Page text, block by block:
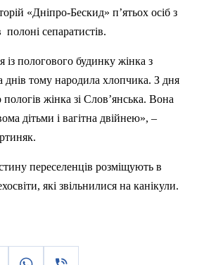
«Дніпро-Бескид» п’ятьох осіб з
полоні сепаратистів.
із пологового будинку жінка з
днів тому народила хлопчика. З дня
пологів жінка зі Слов’янська. Вона
дітьми і вагітна двійнею», –
.
переселенців розміщують в
, які звільнилися на канікули.